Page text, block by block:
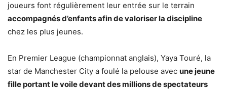
joueurs font régulièrement leur entrée sur le terrain
accompagnés d’enfants afin de valoriser la discipline
chez les plus jeunes.
En Premier League (championnat anglais), Yaya Touré, la
star de Manchester City a foulé la pelouse avec une jeune
fille portant le voile devant des millions de spectateurs